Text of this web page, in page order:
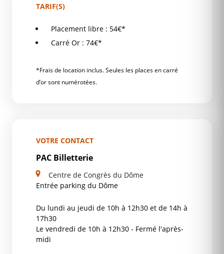
TARIF(S)
Placement libre : 54€*
Carré Or : 74€*
*Frais de location inclus. Seules les places en carré
d’or sont numérotées.
VOTRE CONTACT
PAC Billetterie
Centre de Congrès du Dôme
Entrée parking du Dôme
Du lundi au jeudi de 10h à 12h30 et de 14h à
17h30
Le vendredi de 10h à 12h30 - Fermé l'après-
midi